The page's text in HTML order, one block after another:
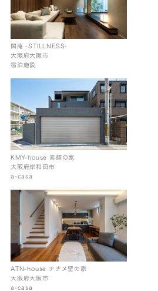
閑庵 -STILLNESS-
大阪府大阪市
宿泊施設
KMY-house 素顔の家
大阪府岸和田市
a-casa
ATN-house ナナメ壁の家
大阪府大阪市
a-casa